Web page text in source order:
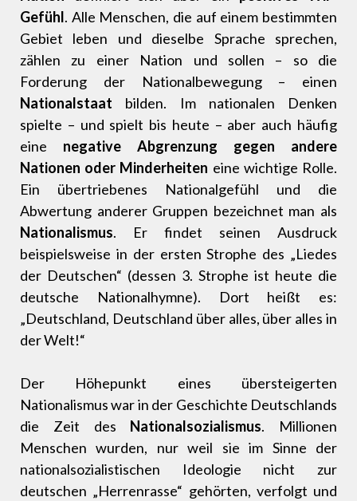
Gefühl. Alle Menschen, die auf einem bestimmten
Gebiet leben und dieselbe Sprache sprechen,
zählen zu einer Nation und sollen – so die
Forderung der Nationalbewegung – einen
Nationalstaat bilden. Im nationalen Denken
spielte – und spielt bis heute – aber auch häufig
eine negative
Abgrenzung gegen andere
Nationen oder Minderheiten eine wichtige Rolle.
Ein übertriebenes Nationalgefühl und die
Abwertung anderer Gruppen bezeichnet man als
Nationalismus. Er findet seinen Ausdruck
beispielsweise in der ersten Strophe des „Liedes
der Deutschen“ (dessen 3. Strophe ist heute die
deutsche Nationalhymne). Dort heißt es:
„Deutschland, Deutschland über alles, über alles in
der Welt!“
Der Höhepunkt eines übersteigerten
Nationalismus war in der Geschichte Deutschlands
die Zeit des Nationalsozialismus. Millionen
Menschen wurden, nur weil sie im Sinne der
nationalsozialistischen Ideologie nicht zur
deutschen „Herrenrasse“ gehörten, verfolgt und